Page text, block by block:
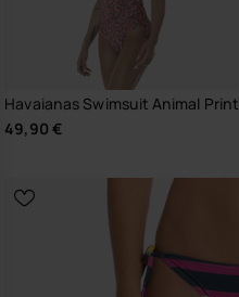
Havaianas Swimsuit Animal Print
49,90 €